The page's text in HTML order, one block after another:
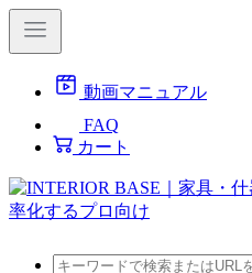
動画マニュアル
FAQ
カート